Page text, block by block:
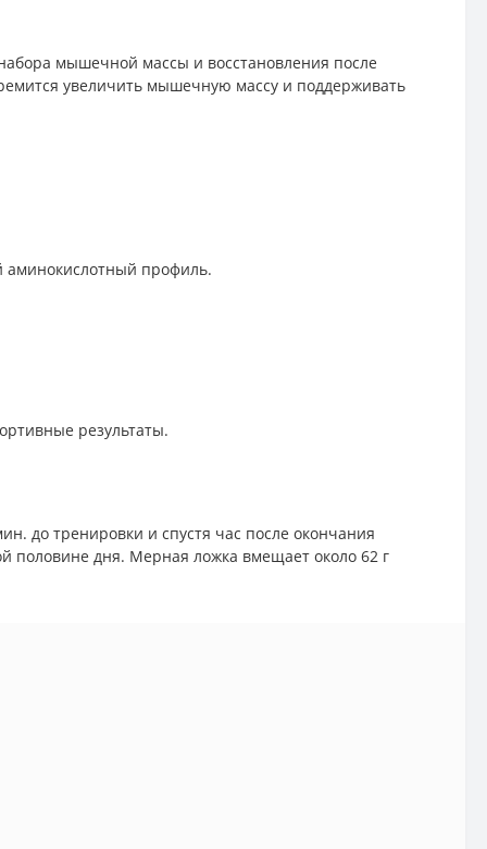
мышечной массы и восстановления после
увеличить мышечную массу и поддерживать
аминокислотный профиль.
результаты.
до тренировки и спустя час после окончания
дня. Мерная ложка вмещает около 62 г